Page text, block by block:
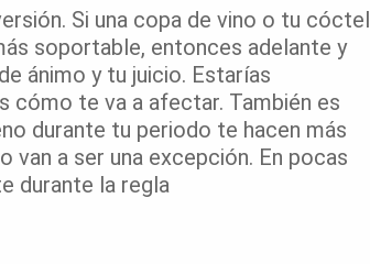
Si una copa de vino o tu cóctel
soportable, entonces adelante y
ánimo y tu juicio. Estarías
cómo te va a afectar. También es
durante tu periodo te hacen más
a ser una excepción. En pocas
durante la regla